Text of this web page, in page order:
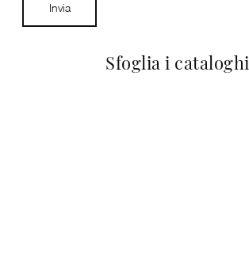
Sfoglia i cataloghi
Invia